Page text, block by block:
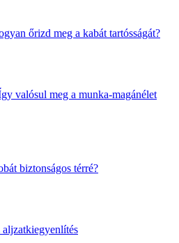
őrizd meg a kabát tartósságát?
valósul meg a munka-magánélet
biztonságos térré?